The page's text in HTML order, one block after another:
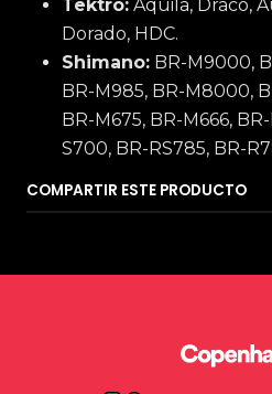
Tektro: Aquila, Draco,
Dorado, HDC.
Shimano: BR-M9000,
BR-M985, BR-M8000,
BR-M675, BR-M666,
S700, BR-RS785, BR-
COMPARTIR ESTE PRODUCTO